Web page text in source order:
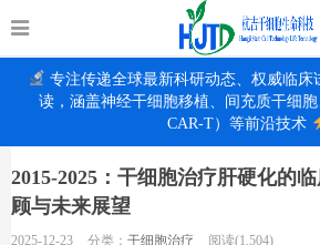
专注传递全球最新科研动态、权威临床
读，涵盖神经干细胞移植、间充质干细
CAR-T）等前沿技术
2015-2025：干细胞治疗肝硬化的
顾与未来展望
2025-12-23 分类： 干细胞治疗 阅读(1,504)